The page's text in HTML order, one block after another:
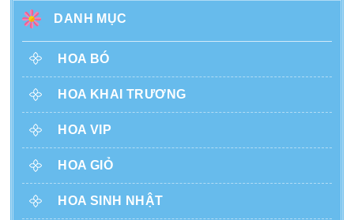
DANH MỤC
HOA BÓ
HOA KHAI TRƯƠNG
HOA VIP
HOA GIỎ
HOA SINH NHẬT